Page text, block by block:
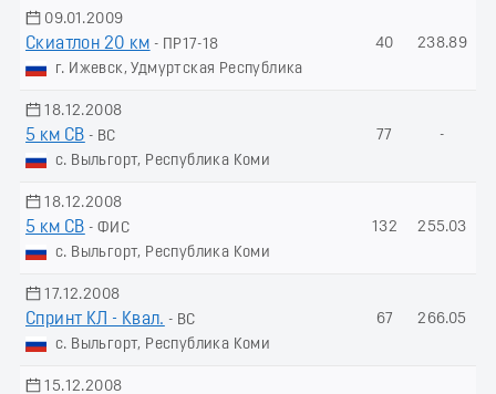
09.01.2009
Скиатлон 20 км - ПР17-18
г. Ижевск, Удмуртская Республика
40 238.89
18.12.2008
5 км СВ - ВС
с. Выльгорт, Республика Коми
77 -
18.12.2008
5 км СВ - ФИС
с. Выльгорт, Республика Коми
132 255.03
17.12.2008
Спринт КЛ - Квал. - ВС
с. Выльгорт, Республика Коми
67 266.05
15.12.2008